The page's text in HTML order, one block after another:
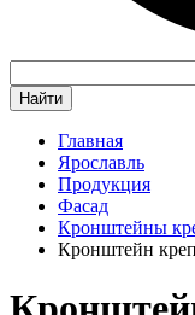
Найти
Главная
Ярославль
Продукция
Фасад
Кронштейны
Кронштейн